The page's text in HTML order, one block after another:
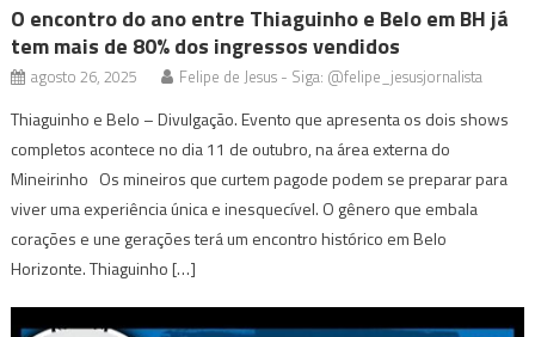
O encontro do ano entre Thiaguinho e Belo em BH já
tem mais de 80% dos ingressos vendidos
agosto 26, 2025 Felipe de Jesus - Siga: @felipe_jesusjornalista
Thiaguinho e Belo – Divulgação. Evento que apresenta os dois shows
completos acontece no dia 11 de outubro, na área externa do
Mineirinho Os mineiros que curtem pagode podem se preparar para
viver uma experiência única e inesquecível. O gênero que embala
corações e une gerações terá um encontro histórico em Belo
Horizonte. Thiaguinho […]